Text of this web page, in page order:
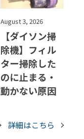
August 3, 2026
【ダイソン掃
除機】フィル
ター掃除した
のに止まる・
動かない原因
詳細はこちら